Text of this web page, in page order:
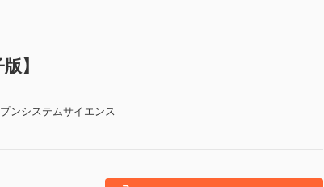
】
ンシステムサイエンス